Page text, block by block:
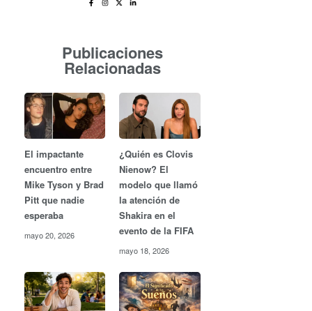
Publicaciones
Relacionadas
El impactante
encuentro entre
Mike Tyson y Brad
Pitt que nadie
esperaba
mayo 20, 2026
¿Quién es Clovis
Nienow? El
modelo que llamó
la atención de
Shakira en el
evento de la FIFA
mayo 18, 2026